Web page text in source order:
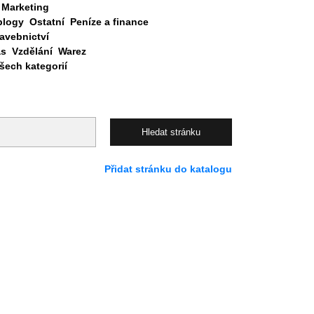
Marketing
Ostatní Peníze a finance
Vzdělání Warez
kategorií
Přidat stránku do katalogu